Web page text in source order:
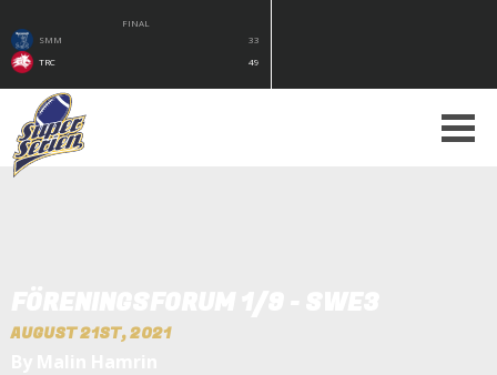
FINAL
SMM
33
TRC
49
AUGUST 21ST, 2021